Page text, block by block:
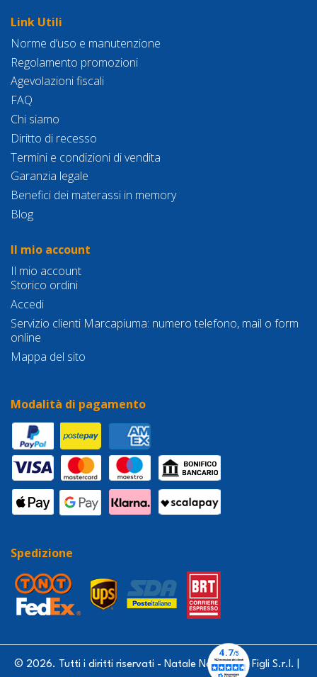
Link Utili
Norme d’uso e manutenzione
Regolamento promozioni
Agevolazioni fiscali
FAQ
Chi siamo
Diritto di recesso
Termini e condizioni di vendita
Garanzia legale
Benefici dei materassi in memory
Blog
Il mio account
Il mio account
Storico ordini
Accedi
Servizio clienti Marcapiuma: numero telefono, mail o form
online
Mappa del sito
Modalità di pagamento
Spedizione
© 2026. Tutti i diritti riservati - Natale Nardello & Figli S.r.l. |